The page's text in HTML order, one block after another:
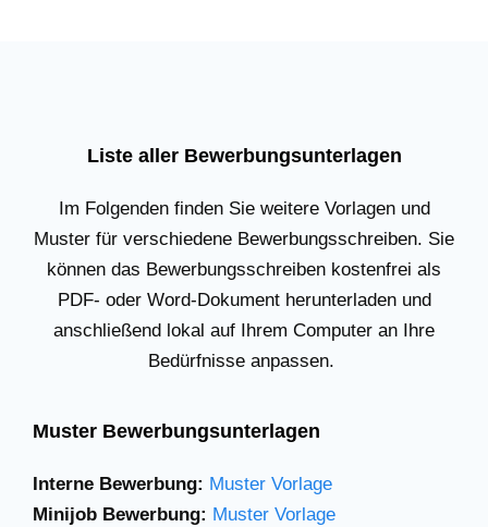
Liste aller Bewerbungsunterlagen
Im Folgenden finden Sie weitere Vorlagen und
Muster für verschiedene Bewerbungsschreiben. Sie
können das Bewerbungsschreiben kostenfrei als
PDF- oder Word-Dokument herunterladen und
anschließend lokal auf Ihrem Computer an Ihre
Bedürfnisse anpassen.
Muster Bewerbungsunterlagen
Interne Bewerbung: Muster Vorlage
Minijob Bewerbung: Muster Vorlage